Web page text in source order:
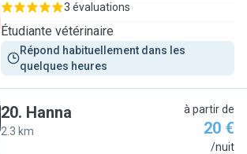
3 évaluations
Étudiante vétérinaire
Répond habituellement dans les
quelques heures
20. Hanna
2.3 km
à partir de
20 €
/nuit